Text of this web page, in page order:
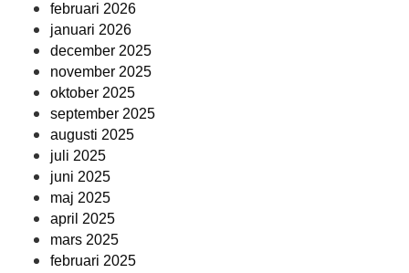
februari 2026
januari 2026
december 2025
november 2025
oktober 2025
september 2025
augusti 2025
juli 2025
juni 2025
maj 2025
april 2025
mars 2025
februari 2025